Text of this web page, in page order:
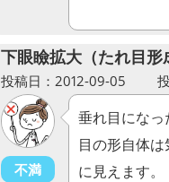
下眼瞼拡大（たれ目
投稿日：2012-09-05
不満
垂れ目になっ
目の形自体
に見えます。